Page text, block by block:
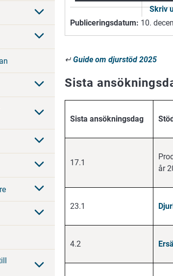
Skriv
Publiceringsdatum: 10.
↵ Guide om djurstöd 2025
Sista
Sista ansökningsdag
17.1
år
23.1
4.2